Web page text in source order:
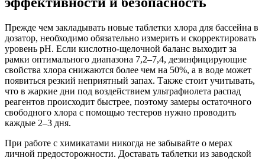
Прежде чем закладывать новые таблетки хлора для бассейна в
дозатор, необходимо обязательно измерить и скорректировать
уровень pH. Если кислотно-щелочной баланс выходит за
рамки оптимального диапазона 7,2–7,4, дезинфицирующие
свойства хлора снижаются более чем на 50%, а в воде может
появиться резкий неприятный запах. Также стоит учитывать,
что в жаркие дни под воздействием ультрафиолета распад
реагентов происходит быстрее, поэтому замеры остаточного
свободного хлора с помощью тестеров нужно проводить
каждые 2–3 дня.
При работе с химикатами никогда не забывайте о мерах
личной предосторожности. Доставать таблетки из заводской